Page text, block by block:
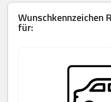
Wunschkennzeichen
für: